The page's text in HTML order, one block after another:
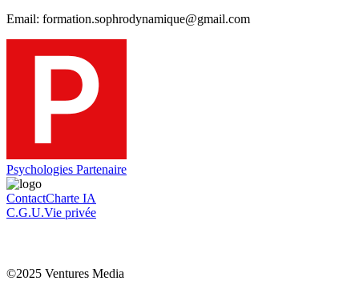
Email: formation.sophrodynamique@gmail.com
Psychologies Partenaire
ContactCharte IA
C.G.U.Vie privée
©2025 Ventures Media